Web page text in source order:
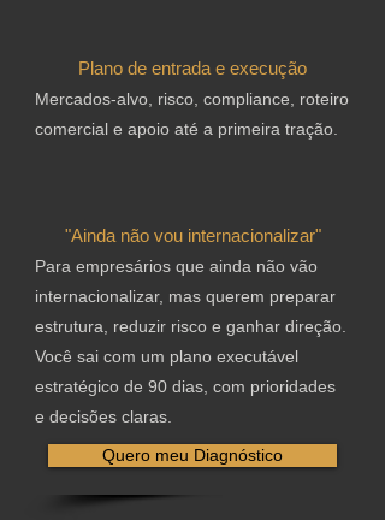
Plano de entrada e execução
Mercados-alvo, risco, compliance, roteiro
comercial e apoio até a primeira tração.
"Ainda não vou internacionalizar"
Para empresários que ainda não vão
internacionalizar, mas querem preparar
estrutura, reduzir risco e ganhar direção.
Você sai com um plano executável
estratégico de 90 dias, com prioridades
e decisões claras.
Quero meu Diagnóstico